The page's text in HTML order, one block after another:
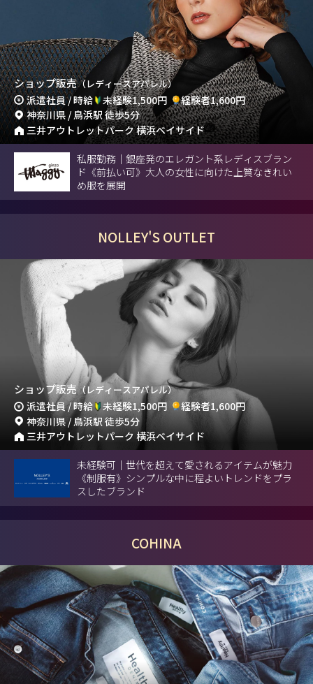
ショップ販売（レディースアパレル）
派遣社員 / 時給 未経験1,500円
経験者1,600円
神奈川県 / 鳥浜駅 徒歩5分
三井アウトレットパーク 横浜ベイサイド
私服勤務｜銀座発のエレガント系レディスブラン
ド《前払い可》大人の女性に向けた上質なきれい
め服を展開
NOLLEY'S OUTLET
ショップ販売（レディースアパレル）
派遣社員 / 時給 未経験1,500円
経験者1,600円
神奈川県 / 鳥浜駅 徒歩5分
三井アウトレットパーク 横浜ベイサイド
未経験可｜世代を超えて愛されるアイテムが魅力
《制服有》シンプルな中に程よいトレンドをプラ
スしたブランド
COHINA